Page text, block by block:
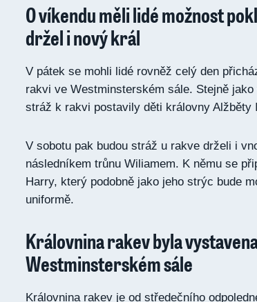
O víkendu měli lidé možnost
držel i nový král
V pátek se mohli lidé rovněž celý den
rakvi ve Westminsterském sále. Stejně
stráž k rakvi postavily děti královny Alžběty
V sobotu pak budou stráž u rakve drželi i
následníkem trůnu Wiliamem. K němu se
Harry, který podobně jako jeho strýc bude
uniformě.
Královnina rakev byla
Westminsterském sále
Královnina rakev je od středečního